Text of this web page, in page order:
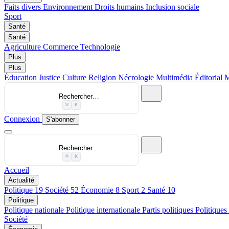
Faits divers Environnement Droits humains Inclusion sociale
Sport
Santé
Santé
Agriculture Commerce Technologie
Plus
Plus
Éducation Justice Culture Religion Nécrologie Multimédia Éditorial
Rechercher…
⌘ K
Connexion S'abonner
Rechercher…
⌘ K
Accueil
Actualité
Politique 19 Société 52 Économie 8 Sport 2 Santé 10
Politique
Politique nationale Politique internationale Partis politiques Politiques
Société